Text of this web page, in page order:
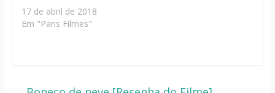
17 de abril de 2018
Em "Paris Filmes"